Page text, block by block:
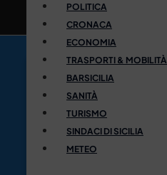
POLITICA
CRONACA
ECONOMIA
TRASPORTI & MOBILITÀ
BARSICILIA
SANITÀ
TURISMO
SINDACI DI SICILIA
METEO